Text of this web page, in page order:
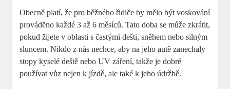
Obecně platí, že pro běžného řidiče by mělo být voskování
prováděno každé 3 až 6 měsíců. Tato doba se může zkrátit,
pokud žijete v oblasti s častými dešti, sněhem nebo silným
sluncem. Nikdo z nás nechce, aby na jeho autě zanechaly
stopy kyselé deště nebo UV záření, takže je dobré
používat vůz nejen k jízdě, ale také k jeho údržbě.